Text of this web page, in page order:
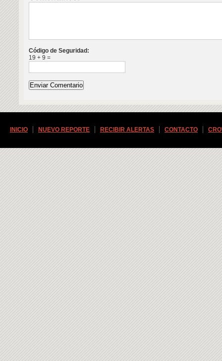
Código de Seguridad:
19 + 9 =
INICIO NUEVO REPORTE RECIBIR ALERTAS CONTACTO